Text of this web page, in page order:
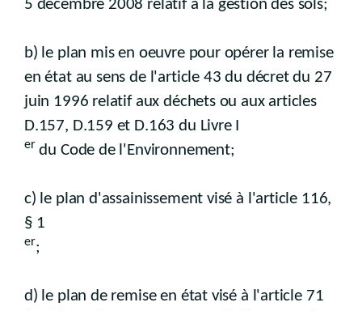
5 décembre 2008 relatif à la gestion des sols;
b) le plan mis en oeuvre pour opérer la remise
en état au sens de l'article 43 du décret du 27
juin 1996 relatif aux déchets ou aux articles
D.157, D.159 et D.163 du Livre I
er du Code de l'Environnement;
c) le plan d'assainissement visé à l'article 116,
§ 1
er;
d) le plan de remise en état visé à l'article 71